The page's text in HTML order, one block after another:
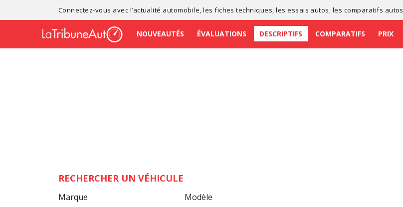
Connectez-vous avec l’actualité automobile , lesfiches techniques , lesessais autos , les comparatifs autos
NOUVEAUTÉS ÉVALUATIONS DESCRIPTIFS COMPARATIFS PRIX
RECHERCHER UN VÉHICULE
Marque Modèle